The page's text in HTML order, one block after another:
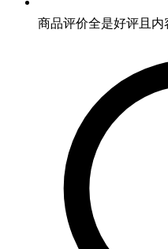
商品评价全是好评且